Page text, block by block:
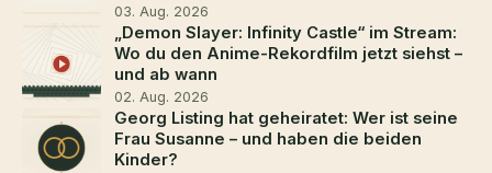
03. Aug. 2026
„Demon Slayer: Infinity Castle“ im Stream:
Wo du den Anime-Rekordfilm jetzt siehst –
und ab wann
02. Aug. 2026
Georg Listing hat geheiratet: Wer ist seine
Frau Susanne – und haben die beiden
Kinder?